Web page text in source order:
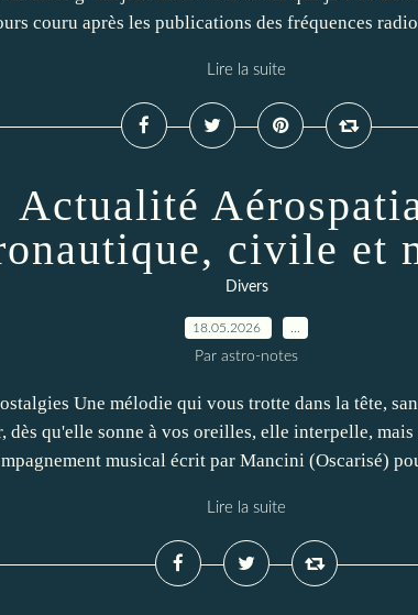
couru après les publications des fréquences
Lire la suite
Actualité
civile et
Divers
18.05.2026
Par astro-notes
Une mélodie qui vous trotte dans la tête,
dès qu'elle sonne à vos oreilles, elle interpelle, mais
musical écrit par Mancini (Oscarisé)
Lire la suite